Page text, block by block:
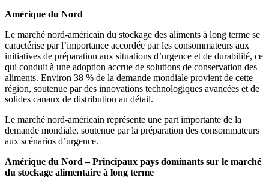
Amérique du Nord
Le marché nord-américain du stockage des aliments à long terme se
caractérise par l’importance accordée par les consommateurs aux
initiatives de préparation aux situations d’urgence et de durabilité, ce
qui conduit à une adoption accrue de solutions de conservation des
aliments. Environ 38 % de la demande mondiale provient de cette
région, soutenue par des innovations technologiques avancées et de
solides canaux de distribution au détail.
Le marché nord-américain représente une part importante de la
demande mondiale, soutenue par la préparation des consommateurs
aux scénarios d’urgence.
Amérique du Nord – Principaux pays dominants sur le marché
du stockage alimentaire à long terme